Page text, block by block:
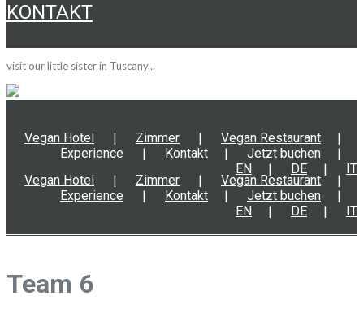
KONTAKT
visit our little sister in Tuscany...
Vegan Hotel Zimmer
Vegan Restaurant
Experience
Kontakt
Jetzt buchen
EN
DE IT
Vegan Hotel Zimmer
Vegan Restaurant
Experience
Kontakt
Jetzt buchen
EN
DE IT
Team 6